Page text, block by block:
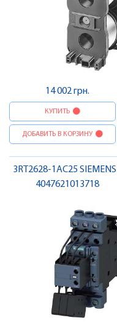
14 002 грн.
КУПИТЬ
ДОБАВИТЬ В КОРЗИНУ
3RT2628-1AC25 SIEMENS |
4047621013718